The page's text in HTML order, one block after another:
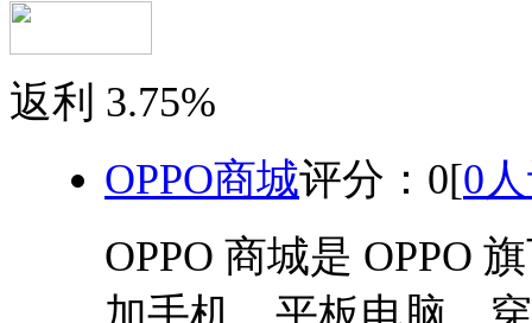
返利 3.75%
OPPO商城评分： 0[0
OPPO 商城是 OPPO